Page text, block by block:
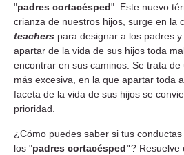
"padres cortacésped". Este nuevo
crianza de nuestros hijos, surge en la
teachers para designar a los padres
apartar de la vida de sus hijos toda
encontrar en sus caminos. Se trata de
más excesiva, en la que apartar toda
faceta de la vida de sus hijos se
prioridad.
¿Cómo puedes saber si tus
los "padres cortacésped"? Resuelve